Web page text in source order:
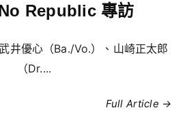
Republic 專訪
井優心（Ba./Vo.）、山崎正太郎
（Dr....
Full Article →